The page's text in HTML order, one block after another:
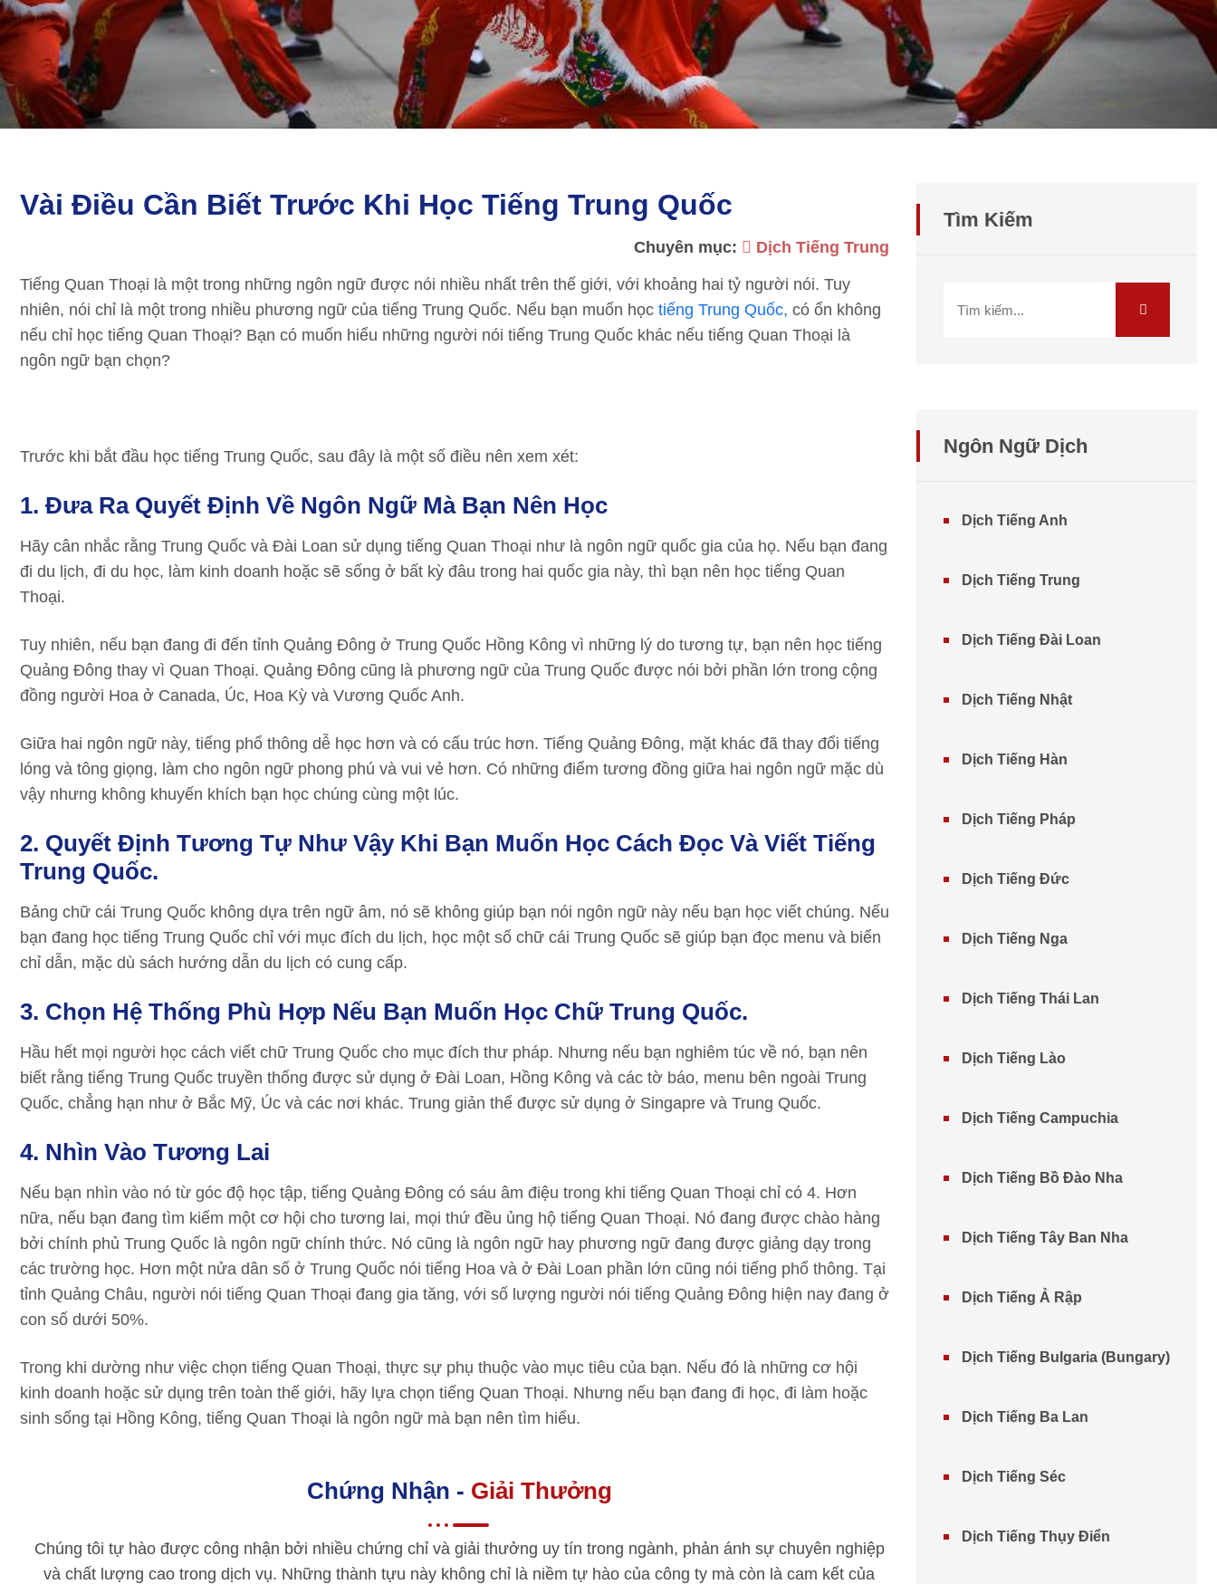
Vài Điều Cần Biết Trước Khi Học Tiếng Trung Quốc
Chuyên mục: Dịch Tiếng Trung
Tiếng Quan Thoại là một trong những ngôn ngữ được nói nhiều nhất trên thế giới, với khoảng hai tỷ người nói. Tuy
nhiên, nói chỉ là một trong nhiều phương ngữ của tiếng Trung Quốc. Nếu bạn muốn học tiếng Trung Quốc, có ổn không
nếu chỉ học tiếng Quan Thoại? Bạn có muốn hiểu những người nói tiếng Trung Quốc khác nếu tiếng Quan Thoại là
ngôn ngữ bạn chọn?
Trước khi bắt đầu học tiếng Trung Quốc, sau đây là một số điều nên xem xét:
1. Đưa Ra Quyết Định Về Ngôn Ngữ Mà Bạn Nên Học
Hãy cân nhắc rằng Trung Quốc và Đài Loan sử dụng tiếng Quan Thoại như là ngôn ngữ quốc gia của họ. Nếu bạn đang
đi du lịch, đi du học, làm kinh doanh hoặc sẽ sống ở bất kỳ đâu trong hai quốc gia này, thì bạn nên học tiếng Quan
Thoại.
Tuy nhiên, nếu bạn đang đi đến tỉnh Quảng Đông ở Trung Quốc Hồng Kông vì những lý do tương tự, bạn nên học tiếng
Quảng Đông thay vì Quan Thoại. Quảng Đông cũng là phương ngữ của Trung Quốc được nói bởi phần lớn trong cộng
đồng người Hoa ở Canada, Úc, Hoa Kỳ và Vương Quốc Anh.
Giữa hai ngôn ngữ này, tiếng phổ thông dễ học hơn và có cấu trúc hơn. Tiếng Quảng Đông, mặt khác đã thay đổi tiếng
lóng và tông giọng, làm cho ngôn ngữ phong phú và vui vẻ hơn. Có những điểm tương đồng giữa hai ngôn ngữ mặc dù
vậy nhưng không khuyến khích bạn học chúng cùng một lúc.
2. Quyết Định Tương Tự Như Vậy Khi Bạn Muốn Học Cách Đọc Và Viết Tiếng
Trung Quốc.
Bảng chữ cái Trung Quốc không dựa trên ngữ âm, nó sẽ không giúp bạn nói ngôn ngữ này nếu bạn học viết chúng. Nếu
bạn đang học tiếng Trung Quốc chỉ với mục đích du lịch, học một số chữ cái Trung Quốc sẽ giúp bạn đọc menu và biển
chỉ dẫn, mặc dù sách hướng dẫn du lịch có cung cấp.
3. Chọn Hệ Thống Phù Hợp Nếu Bạn Muốn Học Chữ Trung Quốc.
Hầu hết mọi người học cách viết chữ Trung Quốc cho mục đích thư pháp. Nhưng nếu bạn nghiêm túc về nó, bạn nên
biết rằng tiếng Trung Quốc truyền thống được sử dụng ở Đài Loan, Hồng Kông và các tờ báo, menu bên ngoài Trung
Quốc, chẳng hạn như ở Bắc Mỹ, Úc và các nơi khác. Trung giản thể được sử dụng ở Singapre và Trung Quốc.
4. Nhìn Vào Tương Lai
Nếu bạn nhìn vào nó từ góc độ học tập, tiếng Quảng Đông có sáu âm điệu trong khi tiếng Quan Thoại chỉ có 4. Hơn
nữa, nếu bạn đang tìm kiếm một cơ hội cho tương lai, mọi thứ đều ủng hộ tiếng Quan Thoại. Nó đang được chào hàng
bởi chính phủ Trung Quốc là ngôn ngữ chính thức. Nó cũng là ngôn ngữ hay phương ngữ đang được giảng dạy trong
các trường học. Hơn một nửa dân số ở Trung Quốc nói tiếng Hoa và ở Đài Loan phần lớn cũng nói tiếng phổ thông. Tại
tỉnh Quảng Châu, người nói tiếng Quan Thoại đang gia tăng, với số lượng người nói tiếng Quảng Đông hiện nay đang ở
con số dưới 50%.
Trong khi dường như việc chọn tiếng Quan Thoại, thực sự phụ thuộc vào mục tiêu của bạn. Nếu đó là những cơ hội
kinh doanh hoặc sử dụng trên toàn thế giới, hãy lựa chọn tiếng Quan Thoại. Nhưng nếu bạn đang đi học, đi làm hoặc
sinh sống tại Hồng Kông, tiếng Quan Thoại là ngôn ngữ mà bạn nên tìm hiểu.
Chứng Nhận - Giải Thưởng
Chúng tôi tự hào được công nhận bởi nhiều chứng chỉ và giải thưởng uy tín trong ngành, phản ánh sự chuyên nghiệp
và chất lượng cao trong dịch vụ. Những thành tựu này không chỉ là niềm tự hào của công ty mà còn là cam kết của
Tìm Kiếm
Ngôn Ngữ Dịch
Dịch Tiếng Anh
Dịch Tiếng Trung
Dịch Tiếng Đài Loan
Dịch Tiếng Nhật
Dịch Tiếng Hàn
Dịch Tiếng Pháp
Dịch Tiếng Đức
Dịch Tiếng Nga
Dịch Tiếng Thái Lan
Dịch Tiếng Lào
Dịch Tiếng Campuchia
Dịch Tiếng Bồ Đào Nha
Dịch Tiếng Tây Ban Nha
Dịch Tiếng Ả Rập
Dịch Tiếng Bulgaria (Bungary)
Dịch Tiếng Ba Lan
Dịch Tiếng Séc
Dịch Tiếng Thụy Điển